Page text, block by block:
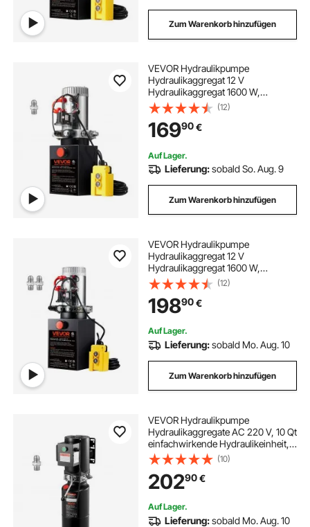
Zum Warenkorb hinzufügen
VEVOR Hydraulikpumpe
Hydraulikaggregat 12 V
Hydraulikaggregat 1600 W,
Einfachwirkende Hydraulikpumpe
Hydraulic Power Pack, 3,79 L Tank
Hand Pump Hydraulikaggregat, für
Aufzüge, Gabelstapler usw.
(12)
16990€
Auf Lager.
Lieferung:sobald So. Aug. 9
Zum Warenkorb hinzufügen
VEVOR Hydraulikpumpe
Hydraulikaggregat 12 V
Hydraulikaggregat 1600 W,
Doppelwirkende Hydraulikpumpe
Hydraulic Power Pack, 2 Gal Tank
Hand Pump Hydraulikaggregat, für
Aufzüge, Gabelstapler usw.
(12)
19890€
Auf Lager.
Lieferung:sobald Mo. Aug. 10
Zum Warenkorb hinzufügen
VEVOR Hydraulikpumpe
Hydraulikaggregate AC 220 V, 10 Qt
einfachwirkende Hydraulikeinheit,
6,3 L/min Ölfluss, max. Förderdruck
22 MPa für Muldenkipper
Autowerkstätten Autohebebühnen,
schwarz
(10)
20290€
Auf Lager.
Lieferung:sobald Mo. Aug. 10